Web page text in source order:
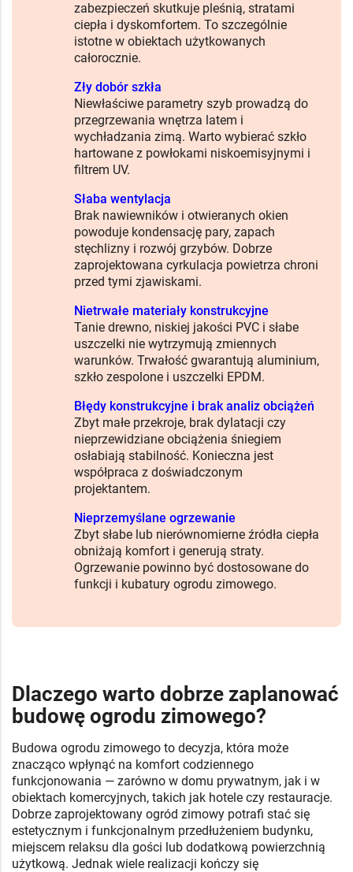
zabezpieczeń skutkuje pleśnią, stratami
ciepła i dyskomfortem. To szczególnie
istotne w obiektach użytkowanych
całorocznie.
Zły dobór szkła
Niewłaściwe parametry szyb prowadzą do
przegrzewania wnętrza latem i
wychładzania zimą. Warto wybierać szkło
hartowane z powłokami niskoemisyjnymi i
filtrem UV.
Słaba wentylacja
Brak nawiewników i otwieranych okien
powoduje kondensację pary, zapach
stęchlizny i rozwój grzybów. Dobrze
zaprojektowana cyrkulacja powietrza chroni
przed tymi zjawiskami.
Nietrwałe materiały konstrukcyjne
Tanie drewno, niskiej jakości PVC i słabe
uszczelki nie wytrzymują zmiennych
warunków. Trwałość gwarantują aluminium,
szkło zespolone i uszczelki EPDM.
Błędy konstrukcyjne i brak analiz obciążeń
Zbyt małe przekroje, brak dylatacji czy
nieprzewidziane obciążenia śniegiem
osłabiają stabilność. Konieczna jest
współpraca z doświadczonym
projektantem.
Nieprzemyślane ogrzewanie
Zbyt słabe lub nierównomierne źródła ciepła
obniżają komfort i generują straty.
Ogrzewanie powinno być dostosowane do
funkcji i kubatury ogrodu zimowego.
Dlaczego warto dobrze zaplanować
budowę ogrodu zimowego?
Budowa ogrodu zimowego to decyzja, która może
znacząco wpłynąć na komfort codziennego
funkcjonowania — zarówno w domu prywatnym, jak i w
obiektach komercyjnych, takich jak hotele czy restauracje.
Dobrze zaprojektowany ogród zimowy potrafi stać się
estetycznym i funkcjonalnym przedłużeniem budynku,
miejscem relaksu dla gości lub dodatkową powierzchnią
użytkową. Jednak wiele realizacji kończy się